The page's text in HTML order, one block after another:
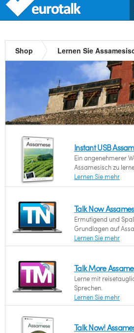
Shop Lernen Sie
Instant USB
Ein angenehmerer
Assamesisch zu
Lernen Sie mehr
Talk Now
Ermutigend und
Grundlagen auf
Lernen Sie mehr
Talk More
Lerne mit
Sprechen.
Lernen Sie mehr
Talk Now!